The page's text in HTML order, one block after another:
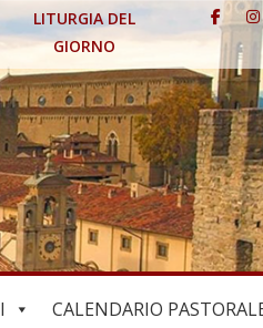
LITURGIA DEL
GIORNO
CALENDARIO